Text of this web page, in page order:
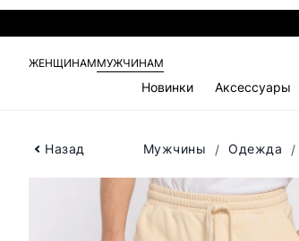
ЖЕНЩИНАММУЖЧИНАМ
Новинки Аксессуары
Назад Мужчины Одежда